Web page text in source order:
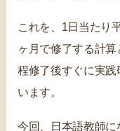
これを、1日当たり
ヶ月で修了する計
程修了後すぐに実
います。
今回、日本語教師に